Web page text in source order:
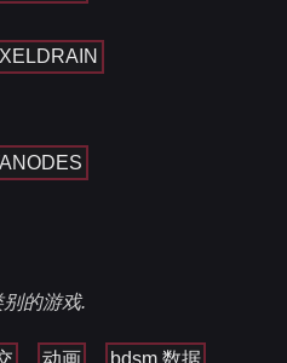
的游戏.
动画 bdsm 数据